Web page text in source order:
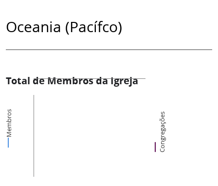
Oceania (Pacífco)
Total de Membros da Igreja
Membros Congregações